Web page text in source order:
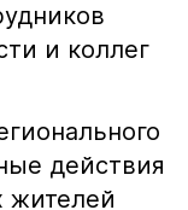
и коллег
действия
жителей